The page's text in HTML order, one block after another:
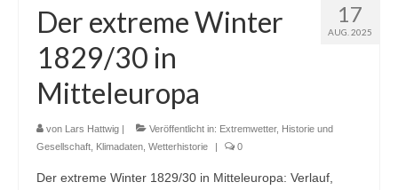
Webcams
Wintersport
Glossar
Datenschutz
17
AUG. 2025
Der extreme Winter
1829/30 in
Mitteleuropa
von Lars Hattwig | Veröffentlicht in: Extremwetter, Historie und
Gesellschaft Klimadaten Wetterhistorie | 0
Der extreme Winter 1829/30 in Mitteleuropa: Verlauf,